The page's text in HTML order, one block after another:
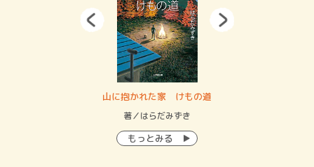
山に抱かれた家 けもの道
著／はらだみずき
もっとみる